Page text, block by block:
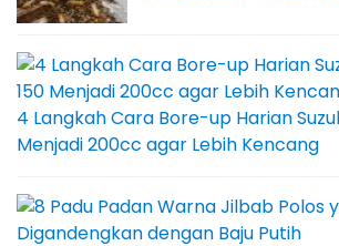
4 Langkah Cara Bore-up Harian
Menjadi 200cc agar Lebih Kencang